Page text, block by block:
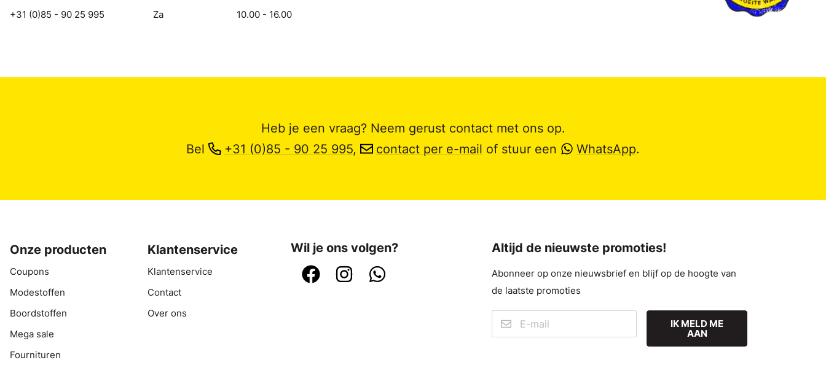
+31 (0)85 - 90 25 995
Za
10.00 - 16.00
Heb je een vraag? Neem gerust contact met ons op.
Bel
+31 (0)85 - 90 25 995, contact per e-mail of stuur een WhatsApp.
Onze producten
Coupons
Modestoffen
Boordstoffen
Mega sale
Fournituren
Klantenservice
Klantenservice
Contact
Over ons
Wil je ons volgen? Altijd de nieuwste promoties!
Abonneer op onze nieuwsbrief en blijf op de hoogte van
de laatste promoties
IK MELD ME
AAN